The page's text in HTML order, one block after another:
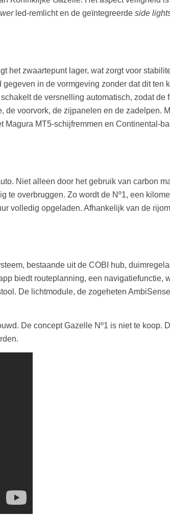
led-remlicht en de geïntegreerde side
het zwaartepunt lager, wat zorgt voor
in de vormgeving zonder dat dit ten
de versnelling automatisch, zodat
voorvork, de zijpanelen en de zadelpen.
MT5-schijfremmen en Continental-
Niet alleen door het gebruik van carbon
te overbruggen. Zo wordt de Nº1, een
volledig opgeladen. Afhankelijk van de
bestaande uit de COBI hub,
biedt routeplanning, een navigatiefunctie,
De lichtmodule, de zogeheten
De concept Gazelle Nº1 is niet te koop.